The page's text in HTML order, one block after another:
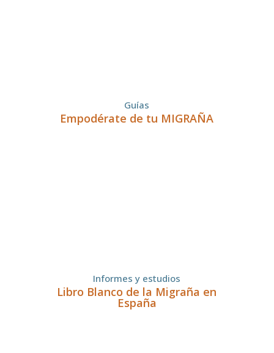
Guías
Empodérate de tu MIGRAÑA
Informes y estudios
Libro Blanco de la Migraña en
España